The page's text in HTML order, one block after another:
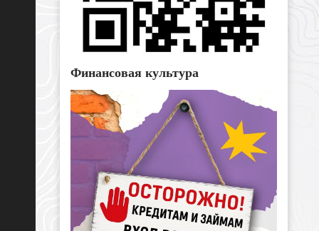
Финансовая культура